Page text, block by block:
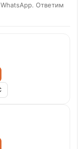
Ответим